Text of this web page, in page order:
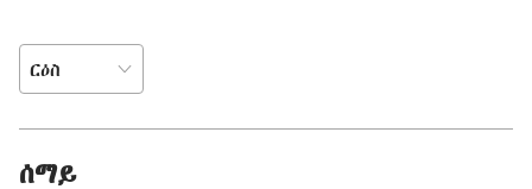
ሰማይ